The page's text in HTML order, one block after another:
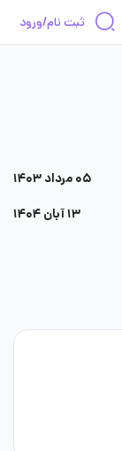
ثبت نام/ورود
۰۵ مرداد ۱۴۰۳
۱۳ آبان ۱۴۰۴